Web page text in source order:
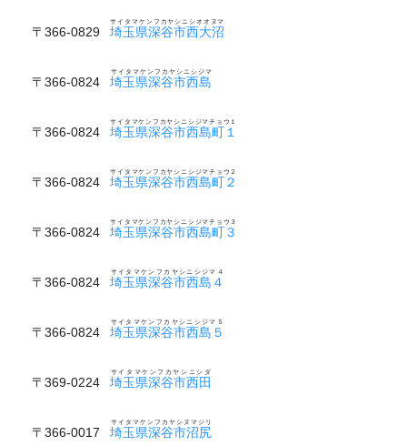
〒366-0829 埼玉県深谷市西大沼
サイタマケンフカヤシニシオオヌマ
〒366-0824 埼玉県深谷市西島
サイタマケンフカヤシニシジマ
〒366-0824 埼玉県深谷市西島町１
サイタマケンフカヤシニシジマチョウ１
〒366-0824 埼玉県深谷市西島町２
サイタマケンフカヤシニシジマチョウ２
〒366-0824 埼玉県深谷市西島町３
サイタマケンフカヤシニシジマチョウ３
〒366-0824 埼玉県深谷市西島４
サイタマケンフカヤシニシジマ４
〒366-0824 埼玉県深谷市西島５
サイタマケンフカヤシニシジマ５
〒369-0224 埼玉県深谷市西田
サイタマケンフカヤシニシダ
〒366-0017 埼玉県深谷市沼尻
サイタマケンフカヤシヌマジリ